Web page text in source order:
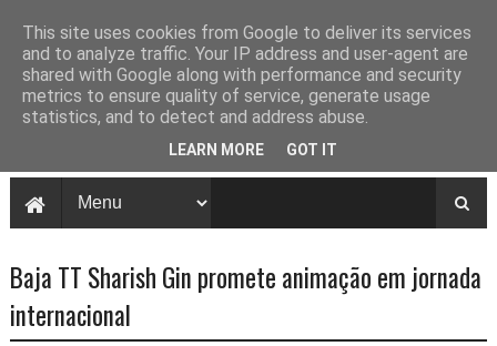
Baja TT Sharish Gin promete animação em jornada
internacional
This site uses cookies from Google to deliver its services
and to analyze traffic. Your IP address and user-agent are
shared with Google along with performance and security
metrics to ensure quality of service, generate usage
statistics, and to detect and address abuse.
LEARN MORE GOT IT